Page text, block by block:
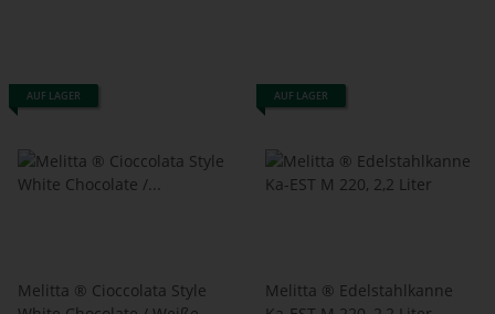
AUF LAGER
Melitta ® Cioccolata Style
AUF LAGER
Melitta ® Edelstahlkanne